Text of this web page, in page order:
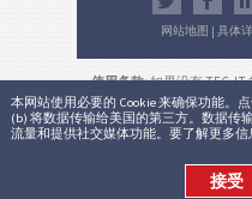
本网站使用必要的 Cookie 来确保功能。
(b) 将数据传输给美国的第三方。数据传
流量和提供社交媒体功能。要了解更多
接受
网站地图 | 具体
使用条款: 如果没有 TEC-
的输出是在非生产环境中
允许用于法律目的，并根
务的功能性，正确性和/或
无需另行通知（不适用于
的书面批准后允许的。法